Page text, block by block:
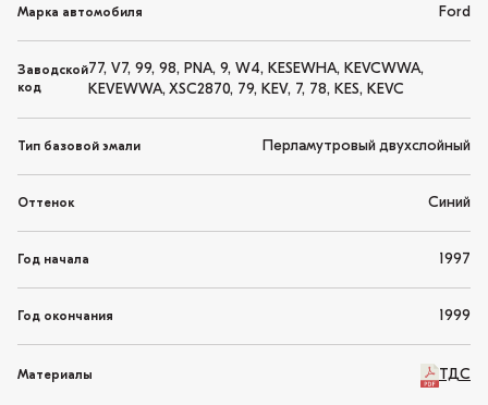
Марка автомобиля Ford
Заводской
код
77, V7, 99, 98, PNA, 9, W4, KESEWHA, KEVCWWA,
KEVEWWA, XSC2870, 79, KEV, 7, 78, KES, KEVC
Тип базовой эмали Перламутровый двухслойный
Оттенок Синий
Год начала 1997
Год окончания 1999
Материалы ТДС